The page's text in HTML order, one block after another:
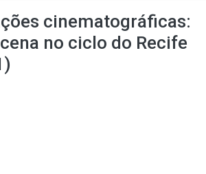
cinematográficas:
no ciclo do Recife